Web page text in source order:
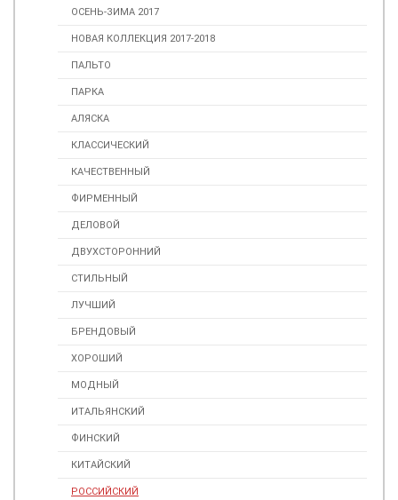
ОСЕНЬ-ЗИМА 2017
НОВАЯ КОЛЛЕКЦИЯ 2017-2018
ПАЛЬТО
ПАРКА
АЛЯСКА
КЛАССИЧЕСКИЙ
КАЧЕСТВЕННЫЙ
ФИРМЕННЫЙ
ДЕЛОВОЙ
ДВУХСТОРОННИЙ
СТИЛЬНЫЙ
ЛУЧШИЙ
БРЕНДОВЫЙ
ХОРОШИЙ
МОДНЫЙ
ИТАЛЬЯНСКИЙ
ФИНСКИЙ
КИТАЙСКИЙ
РОССИЙСКИЙ